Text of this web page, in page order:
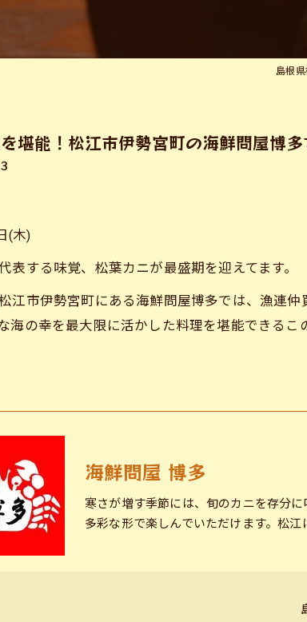
島根
堪能！松江市伊勢宮町の海鮮問屋博
(木)
表する味覚、松葉カニが最盛期を迎えてます。
江市伊勢宮町にある海鮮問屋博多では、漁連
海の幸を最大限に活かした料理を堪能できる
海鮮問屋 博多
寒さが増す季節には、旬のカニを存分
多彩な形で楽しんでいただけます。松江